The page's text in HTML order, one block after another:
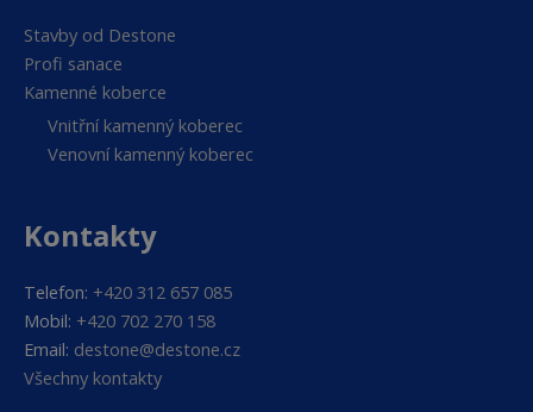
Stavby od Destone
Profi sanace
Kamenné koberce
Vnitřní kamenný koberec
Venovní kamenný koberec
Kontakty
Telefon: +420 312 657 085
Mobil: +420 702 270 158
Email: destone@destone.cz
Všechny kontakty